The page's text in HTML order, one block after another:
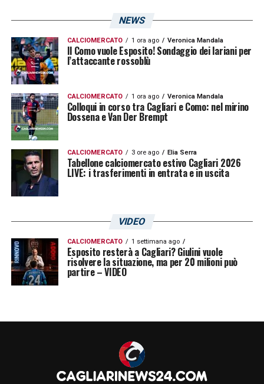
LA PLAYLIST DELLE NOSTRE TOP NEWS
NEWS
CALCIOMERCATO 1 ora ago Veronica Mandala
Il Como vuole Esposito! Sondaggio dei lariani per
l’attaccante rossoblù
CALCIOMERCATO 1 ora ago Veronica Mandala
Colloqui in corso tra Cagliari e Como: nel mirino
Dossena e Van Der Brempt
CALCIOMERCATO 3 ore ago Elia Serra
Tabellone calciomercato estivo Cagliari 2026
LIVE: i trasferimenti in entrata e in uscita
VIDEO
CALCIOMERCATO 1 settimana ago
Esposito resterà a Cagliari? Giulini vuole
risolvere la situazione, ma per 20 milioni può
partire – VIDEO